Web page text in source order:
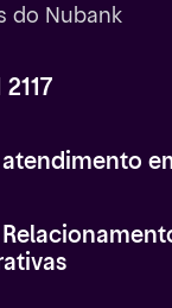
do Nubank